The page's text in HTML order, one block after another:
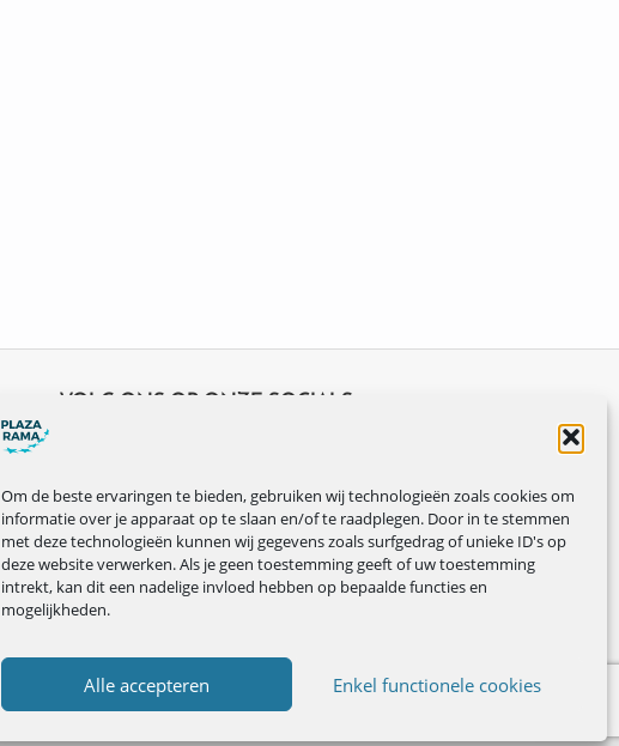
Om de beste ervaringen te bieden, gebruiken wij technologieën zoals cookies om
informatie over je apparaat op te slaan en/of te raadplegen. Door in te stemmen
met deze technologieën kunnen wij gegevens zoals surfgedrag of unieke ID's op
deze website verwerken. Als je geen toestemming geeft of uw toestemming
intrekt, kan dit een nadelige invloed hebben op bepaalde functies en
mogelijkheden.
Alle accepteren Enkel functionele cookies
VOLG ONS OP ONZE SOCIALS